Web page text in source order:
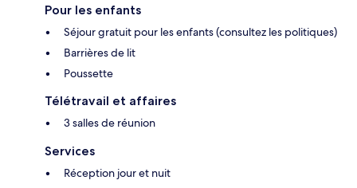
Pour les enfants
Séjour gratuit pour les enfants (consultez les politiques)
Barrières de lit
Poussette
Télétravail et affaires
3 salles de réunion
Services
Réception jour et nuit